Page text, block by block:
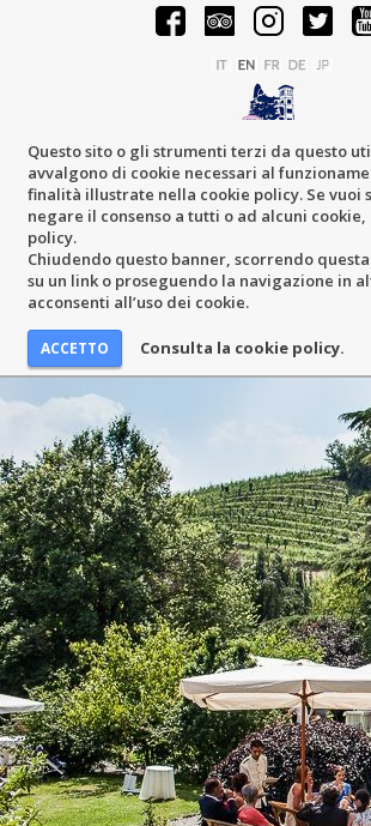
Questo sito o gli strumenti terzi da questo
avvalgono di cookie necessari al
finalità illustrate nella cookie policy. Se vuoi
negare il consenso a tutti o ad alcuni
policy.
Chiudendo questo banner, scorrendo
su un link o proseguendo la navigazione in
acconsenti all’uso dei cookie.
Consulta la cookie policy.